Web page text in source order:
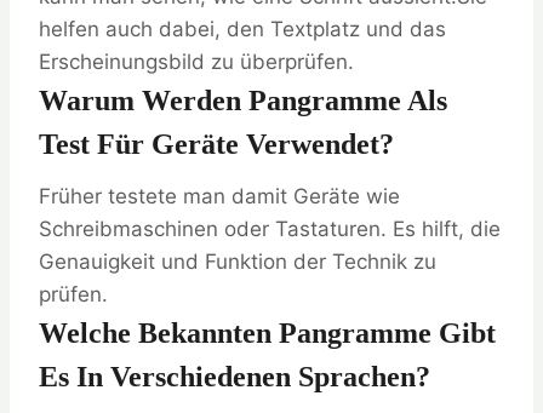
helfen auch dabei, den Textplatz und das
Erscheinungsbild zu überprüfen.
Warum Werden Pangramme Als
Test Für Geräte Verwendet?
Früher testete man damit Geräte wie
Schreibmaschinen oder Tastaturen. Es hilft, die
Genauigkeit und Funktion der Technik zu
prüfen.
Welche Bekannten Pangramme Gibt
Es In Verschiedenen Sprachen?